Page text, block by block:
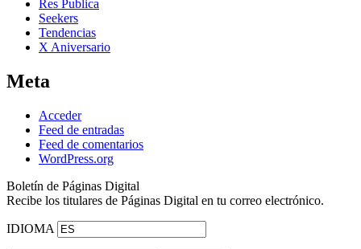
Res Publica
Seekers
Tendencias
X Aniversario
Meta
Acceder
Feed de entradas
Feed de comentarios
WordPress.org
Boletín de Páginas Digital
Recibe los titulares de Páginas Digital en tu correo electrónico.
IDIOMA